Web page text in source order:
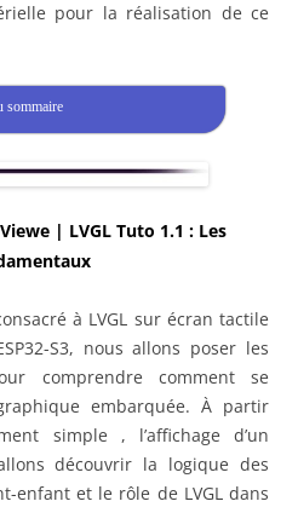
pour la réalisation de ce
sommaire
| LVGL Tuto 1.1 : Les
à LVGL sur écran tactile
S3, nous allons poser les
comprendre comment se
embarquée. À partir
simple , l’affichage d’un
découvrir la logique des
enfant et le rôle de LVGL dans